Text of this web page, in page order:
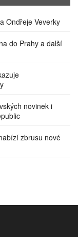
Ondřeje Veverky
do Prahy a další
novinek i
zbrusu nové